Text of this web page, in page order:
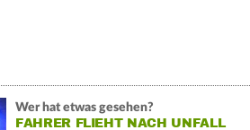
Wer hat etwas gesehen?
FAHRER FLIEHT NACH UNFALL